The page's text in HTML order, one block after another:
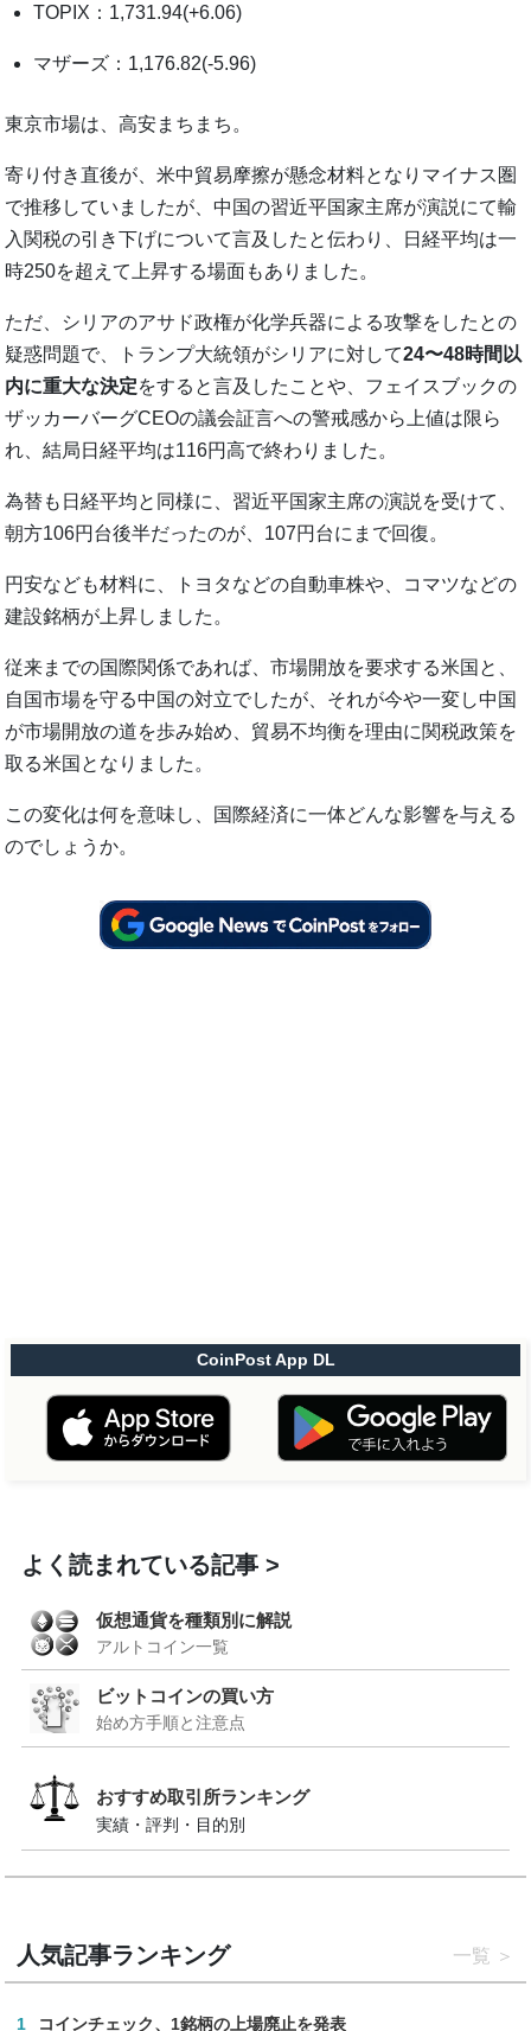
TOPIX：1,731.94(+6.06)
マザーズ：1,176.82(-5.96)
東京市場は、高安まちまち。
寄り付き直後が、米中貿易摩擦が懸念材料となりマイナス圏
で推移していましたが、中国の習近平国家主席が演説にて輸
入関税の引き下げについて言及したと伝わり、日経平均は一
時250を超えて上昇する場面もありました。
ただ、シリアのアサド政権が化学兵器による攻撃をしたとの
疑惑問題で、トランプ大統領がシリアに対して24〜48時間以
内に重大な決定をすると言及したことや、フェイスブックの
ザッカーバーグCEOの議会証言への警戒感から上値は限ら
れ、結局日経平均は116円高で終わりました。
為替も日経平均と同様に、習近平国家主席の演説を受けて、
朝方106円台後半だったのが、107円台にまで回復。
円安なども材料に、トヨタなどの自動車株や、コマツなどの
建設銘柄が上昇しました。
従来までの国際関係であれば、市場開放を要求する米国と、
自国市場を守る中国の対立でしたが、それが今や一変し中国
が市場開放の道を歩み始め、貿易不均衡を理由に関税政策を
取る米国となりました。
この変化は何を意味し、国際経済に一体どんな影響を与える
のでしょうか。
CoinPost App DL
よく読まれている記事
仮想通貨を種類別に解説
アルトコイン一覧
ビットコインの買い方
始め方手順と注意点
おすすめ取引所ランキング
実績・評判・目的別
人気記事ランキング 一覧
1 コインチェック、1銘柄の上場廃止を発表